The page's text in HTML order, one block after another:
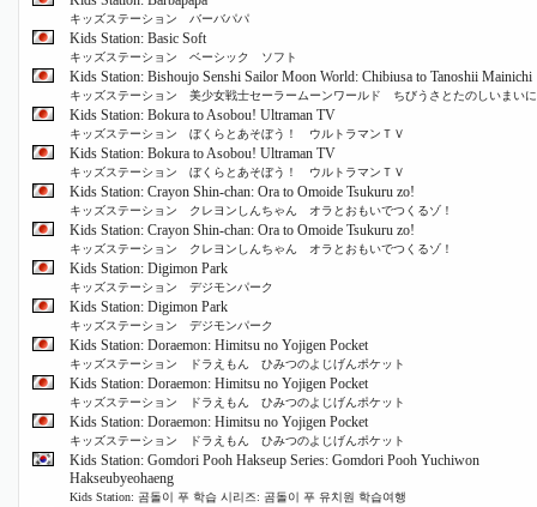
キッズステーション バーバパパ
Kids Station: Basic Soft
キッズステーション ベーシック ソフト
Kids Station: Bishoujo Senshi Sailor Moon World: Chibiusa to Tanoshii Mainichi
キッズステーション 美少女戦士セーラームーンワールド ちびうさとたのしいまい
Kids Station: Bokura to Asobou! Ultraman TV
キッズステーション ぼくらとあそぼう！ ウルトラマンＴＶ
Kids Station: Bokura to Asobou! Ultraman TV
キッズステーション ぼくらとあそぼう！ ウルトラマンＴＶ
Kids Station: Crayon Shin-chan: Ora to Omoide Tsukuru zo!
キッズステーション クレヨンしんちゃん オラとおもいでつくるゾ！
Kids Station: Crayon Shin-chan: Ora to Omoide Tsukuru zo!
キッズステーション クレヨンしんちゃん オラとおもいでつくるゾ！
Kids Station: Digimon Park
キッズステーション デジモンパーク
Kids Station: Digimon Park
キッズステーション デジモンパーク
Kids Station: Doraemon: Himitsu no Yojigen Pocket
キッズステーション ドラえもん ひみつのよじげんポケット
Kids Station: Doraemon: Himitsu no Yojigen Pocket
キッズステーション ドラえもん ひみつのよじげんポケット
Kids Station: Doraemon: Himitsu no Yojigen Pocket
キッズステーション ドラえもん ひみつのよじげんポケット
Kids Station: Gomdori Pooh Hakseup Series: Gomdori Pooh Yuchiwon
Hakseubyeohaeng
Kids Station: 곰돌이 푸 학습 시리즈: 곰돌이 푸 유치원 학습여행